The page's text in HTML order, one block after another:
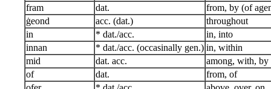
fram
dat.
from, by (of
ġeond
acc. (dat.)
throughout
in
* dat./acc.
in, into
innan
* dat./acc. (occasinally gen.) in, within
mid
dat. acc.
among, with, by
of
dat.
from, of